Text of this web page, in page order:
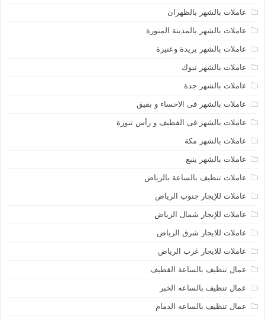
عاملات بالشهر بالظهران
عاملات بالشهر بالمدينة المنورة
عاملات بالشهر بريدة وعنيزة
عاملات بالشهر تبوك
عاملات بالشهر جدة
عاملات بالشهر فى الاحساء و بقيق
عاملات بالشهر فى القطيف و رأس تنورة
عاملات بالشهر مكة
عاملات بالشهر ينبع
عاملات تنظيف بالساعة بالرياض
عاملات للإيجار جنوب الرياض
عاملات للإيجار شمال الرياض
عاملات للايجار شرق الرياض
عاملات للايجار غرب الرياض
عمال تنظيف بالساعة القطيف
عمال تنظيف بالساعه الخبر
عمال تنظيف بالساعه الدمام